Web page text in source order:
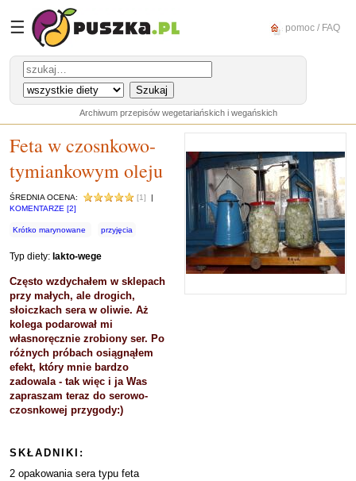
☰ pomoc / FAQ
Archiwum przepisów wegetariańskich i wegańskich
Feta w czosnkowo-
tymiankowym oleju
ŚREDNIA OCENA: [1]
|
KOMENTARZE [2]
Krótko marynowane przyjęcia
Typ diety: lakto-wege
Często wzdychałem w sklepach
przy małych, ale drogich,
słoiczkach sera w oliwie. Aż
kolega podarował mi
własnoręcznie zrobiony ser. Po
różnych próbach osiągnąłem
efekt, który mnie bardzo
zadowala - tak więc i ja Was
zapraszam teraz do serowo-
czosnkowej przygody:)
SKŁADNIKI:
2 opakowania sera typu feta